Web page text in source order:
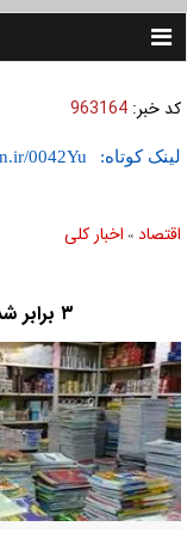
Toggle
کد خبر: 963164
لینک کوتاه:
اقتصاد » اخبار کلی
۳ برابر شدن قیمت لوازم التحریر در کشور